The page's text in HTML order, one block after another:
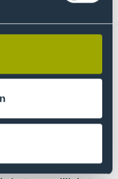
met de LVSC
van deze